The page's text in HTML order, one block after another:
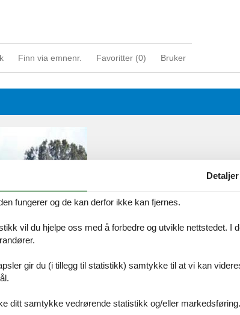
Finn via emnenr. Favoritter (0) Bruker
Detaljer
fungerer og de kan derfor ikke kan fjernes.
vil du hjelpe oss med å forbedre og utvikle nettstedet. I
gir du (i tillegg til statistikk) samtykke til at vi kan
ditt samtykke vedrørende statistikk og/eller markedsføring.